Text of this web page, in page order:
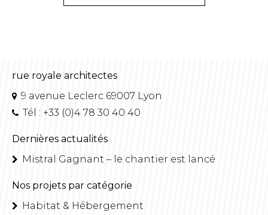
rue royale architectes
9 avenue Leclerc 69007 Lyon
Tél : +33 (0)4 78 30 40 40
Dernières actualités
Mistral Gagnant – le chantier est lancé
Nos projets par catégorie
Habitat & Hébergement